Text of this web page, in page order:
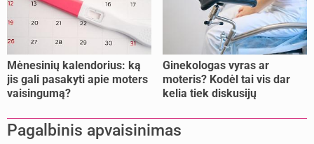
Mėnesinių kalendorius: ką
jis gali pasakyti apie moters
vaisingumą?
Ginekologas vyras ar
moteris? Kodėl tai vis dar
kelia tiek diskusijų
Pagalbinis apvaisinimas